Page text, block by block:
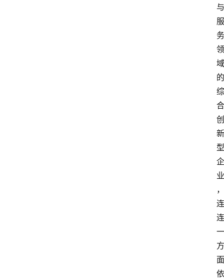
与
服
务
领
域
的
综
合
创
新
型
企
业
，
连
连
一
方
面
依